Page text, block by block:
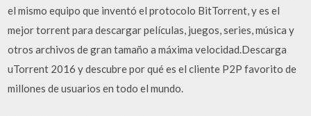
el mismo equipo que inventó el protocolo BitTorrent, y es el
mejor torrent para descargar películas, juegos, series, música y
otros archivos de gran tamaño a máxima velocidad.Descarga
uTorrent 2016 y descubre por qué es el cliente P2P favorito de
millones de usuarios en todo el mundo.